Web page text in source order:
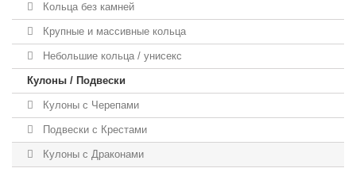
Кольца без камней
Крупные и массивные кольца
Небольшие кольца / унисекс
Кулоны / Подвески
Кулоны с Черепами
Подвески с Крестами
Кулоны с Драконами